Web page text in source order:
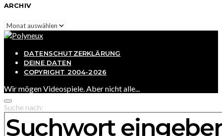
ARCHIV
Archiv
DATENSCHUTZERKLÄRUNG
DEINE DATEN
COPYRIGHT 2004-2026
Wir mögen Videospiele. Aber nicht alle...
Suche nach: